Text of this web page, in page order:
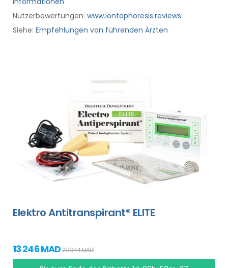
Nutzerbewertungen: www.iontophoresis.reviews
Siehe: Empfehlungen von führenden Ärzten
Elektro Antitranspirant® ELITE
13 246 MAD20 344 MAD